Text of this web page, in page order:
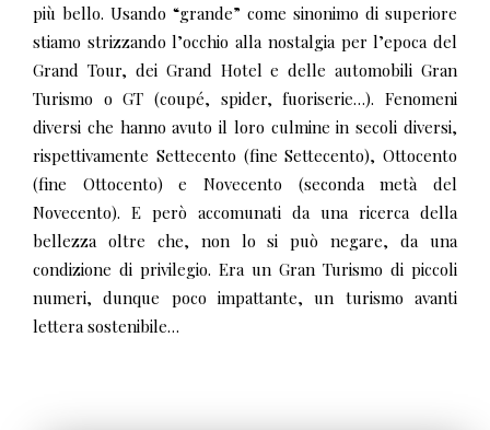
più bello. Usando “grande” come sinonimo di superiore
stiamo strizzando l’occhio alla nostalgia per l’epoca del
Grand Tour, dei Grand Hotel e delle automobili Gran
Turismo o GT (coupé, spider, fuoriserie…). Fenomeni
diversi che hanno avuto il loro culmine in secoli diversi,
rispettivamente Settecento (fine Settecento), Ottocento
(fine Ottocento) e Novecento (seconda metà del
Novecento). E però accomunati da una ricerca della
bellezza oltre che, non lo si può negare, da una
condizione di privilegio. Era un Gran Turismo di piccoli
numeri, dunque poco impattante, un turismo avanti
lettera sostenibile…